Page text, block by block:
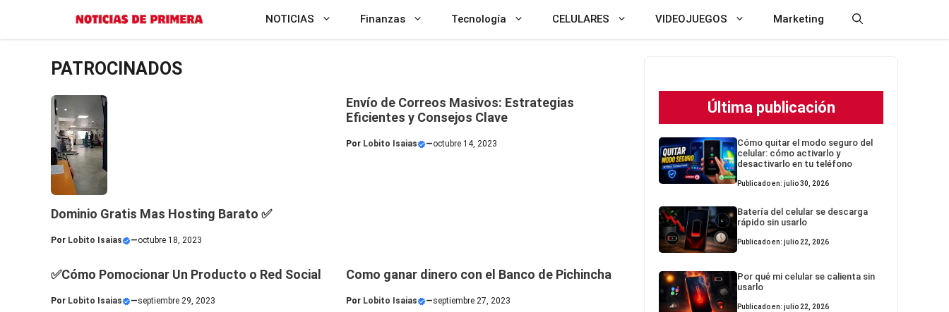
al
contenido
NOTICIAS Finanzas Tecnología CELULARES VIDEOJUEGOS Marketing
PATROCINADOS
Dominio Gratis Mas Hosting Barato ✅
Por Lobito Isaias —octubre 18, 2023
Envío de Correos Masivos: Estrategias
Eficientes y Consejos Clave
Por Lobito Isaias —octubre 14, 2023
✅Cómo Pomocionar Un Producto o Red Social
Por Lobito Isaias —septiembre 29, 2023
Como ganar dinero con el Banco de Pichincha
Por Lobito Isaias —septiembre 27, 2023
Última publicación
Cómo quitar el modo seguro del
celular: cómo activarlo y
desactivarlo en tu teléfono
Publicado en: julio 30, 2026
Batería del celular se descarga
rápido sin usarlo
Publicado en: julio 22, 2026
Por qué mi celular se calienta sin
usarlo
Publicado en: julio 22, 2026